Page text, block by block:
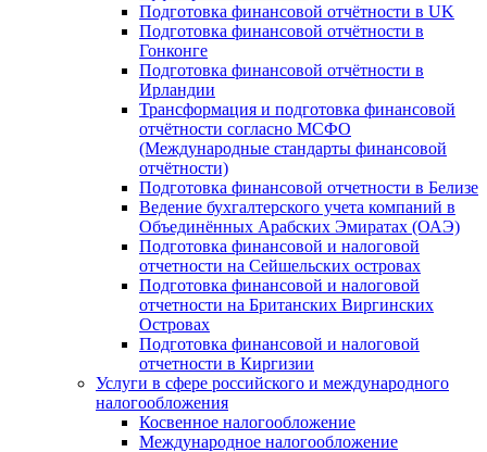
Подготовка финансовой отчётности в UK
Подготовка финансовой отчётности в
Гонконге
Подготовка финансовой отчётности в
Ирландии
Трансформация и подготовка финансовой
отчётности согласно МСФО
(Международные стандарты финансовой
отчётности)
Подготовка финансовой отчетности в Белизе
Ведение бухгалтерского учета компаний в
Объединённых Арабских Эмиратах (ОАЭ)
Подготовка финансовой и налоговой
отчетности на Сейшельских островах
Подготовка финансовой и налоговой
отчетности на Британских Виргинских
Островах
Подготовка финансовой и налоговой
отчетности в Киргизии
Услуги в сфере российского и международного
налогообложения
Косвенное налогообложение
Международное налогообложение